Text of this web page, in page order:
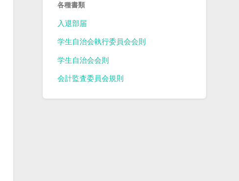
各種書類
入退部届
学生自治会執行委員会会則
学生自治会会則
会計監査委員会規則